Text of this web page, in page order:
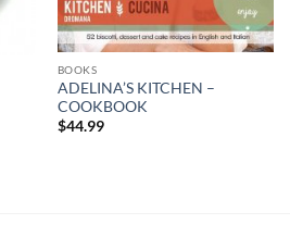
BOOKS
ADELINA’S KITCHEN –
COOKBOOK
$44.99